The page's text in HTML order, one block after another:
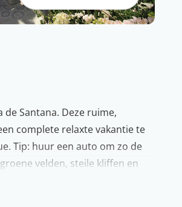
Santana. Deze ruime,
complete relaxte vakantie te
Tip: huur een auto om zo de
velden, steile kliffen en
helemaal tot rust op de